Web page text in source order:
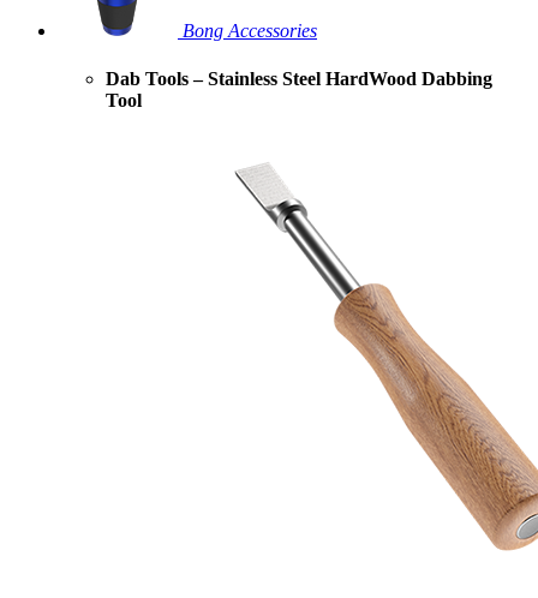
Bong Accessories
Dab Tools – Stainless Steel HardWood Dabbing
Tool